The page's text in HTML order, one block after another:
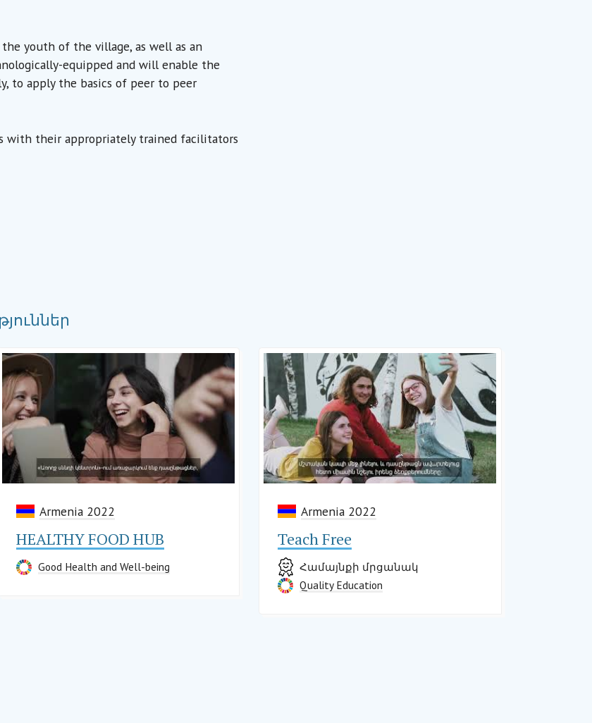
youth of the village, as well as an
equipped and will enable the
to apply the basics of peer to peer
with their appropriately trained facilitators
Armenia 2022
HEALTHY FOOD HUB
Good Health and Well-being
Armenia 2022
Teach Free
Համայնքի մրցանակ
Quality Education